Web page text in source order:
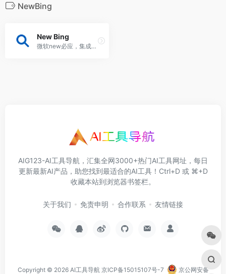
NewBing
New Bing
微软new必应，集成GPT4模型的新一代搜索引擎，New Bing不仅提供了快速、准确、全面的搜索结果，还可以与用户进行自然、有趣、有用的对话，为用户提供更多的信息和服务。
AIG123-AI工具导航，汇集全网3000+热门AI工具网址，每日
更新最新AI产品，助您找到最适合的AI工具！Ctrl+D 或 ⌘+D
收藏本站到浏览器书签栏。
关于我们 免责申明 合作联系 友情链接
Copyright © 2026 AI工具导航 京ICP备15015107号-7 京公网安备